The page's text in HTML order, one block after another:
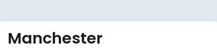
Manchester